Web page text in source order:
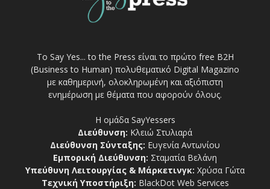
Το Say Yes... to the Press είναι το πρώτο free Β2Η
(Business to Human) πολυθεματικό Digital Magazino
με καθημερινή, ολοκληρωμένη και αξιόπιστη
ενημέρωση με θέματα που αφορούν όλους.
Η ομάδα SayYessers
Διεύθυνση: Κλειώ Στυλιαρά
Διεύθυνση Σύνταξης: Ευγενία Αντωνίου
Εμπορική Διεύθυνση: Σταματία Βελάνη
Υπεύθυνη Λειτουργίας & Μάρκετινγκ: Χρύσα Γώτα
Τεχνική Υποστήριξη: BlackDot Web Services